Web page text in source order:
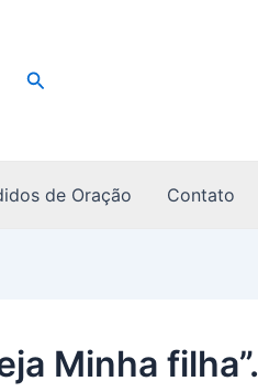
Pesquisar
de Oração Contato
Minha filha”.